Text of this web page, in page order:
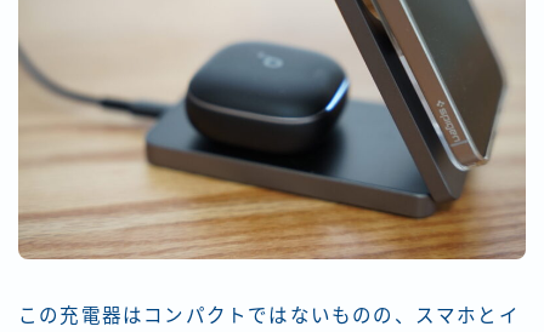
この充電器はコンパクトではないものの、スマホとイ